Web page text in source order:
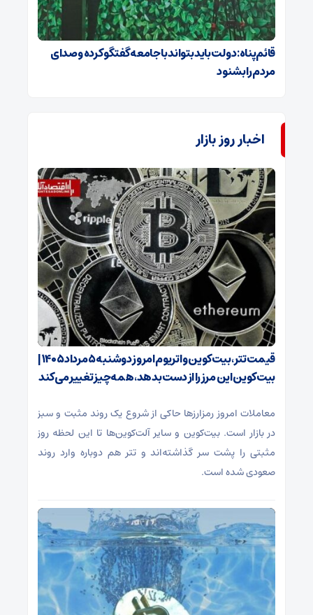
قائم‌پناه: دولت باید بتواند با جامعه گفتگو کرده و صدای
مردم را بشنود
اخبار روز بازار
قیمت تتر، بیت‌کوین و اتریوم امروز دوشنبه ۵ مرداد ۱۴۰۵ |
بیت‌کوین این مرز را از دست بدهد، همه‌چیز تغییر می‌کند
معاملات امروز رمزارز‌ها حاکی از شروع یک روند مثبت و سبز
در بازار است. بیت‌کوین و سایر آلت‌کوین‌ها تا این لحظه روز
مثبتی را پشت سر گذاشته‌اند و تتر هم دوباره وارد روند
صعودی شده است.